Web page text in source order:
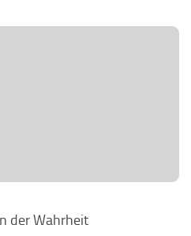
der Wahrheit